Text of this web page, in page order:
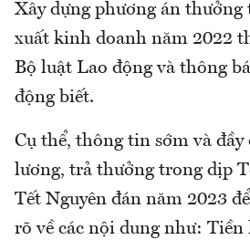
Xây dựng phương án thưởng
xuất kinh doanh năm 2022
Bộ luật Lao động và thông
động biết.
Cụ thể, thông tin sớm và đầy
lương, trả thưởng trong dịp
Tết Nguyên đán năm 2023
rõ về các nội dung như: Tiền